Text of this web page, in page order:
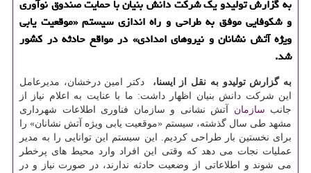
به گزارش تولیدو یک شرکت دانش بنیان با حمایت صندوق نوآوری
و شکوفایی موفق به طراحی و راه اندازی سیستم «موقعیت یابی
ویژه آتش نشانان و نیروهای امدادی» در مواقع حادثه در کشور
شد.
به گزارش تولیدو به نقل از ایسنا،
​​​ دکتر امین درخشان، مدیرعامل
این شرکت دانش بنیان اظهار داشت: ما با عنایت به اعلام نیاز از
جانب سازمان آتش نشانی و سازمان فناوری اطلاعات شهرداری
مشهد طی سال گذشته، سیستم «موقعیت یابی ویژه آتش نشانان» را
برای نخستین بار طراحی کردیم. این سیستم این توانایی را به مدیر
عملیات نجات می دهد که وقتی این افراد وارد محیط های پرخطر
می شوند و اطلاعاتی از وضعیت حادثه ندارند، در صورت نیاز و در